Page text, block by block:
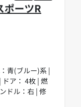
ポーツR
青(ブルー)系 |
ア： 4枚 | 燃
ドル：右 | 修